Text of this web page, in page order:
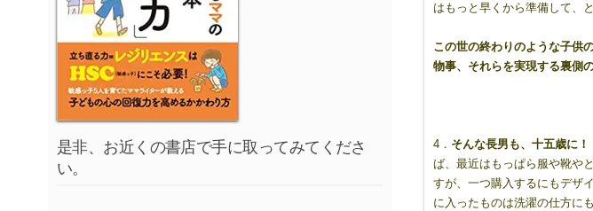
はもっと早くから準備して、
この世の終わりのような子供
物事、それらを実現する裏側
4． そんな長男も、十五歳に！
ば、最近はもっぱら服や靴や
すが、一つ購入するにもデザ
に入ったものは洗濯の仕方に
是非、お近くの書店で手に取ってみてくださ
い。